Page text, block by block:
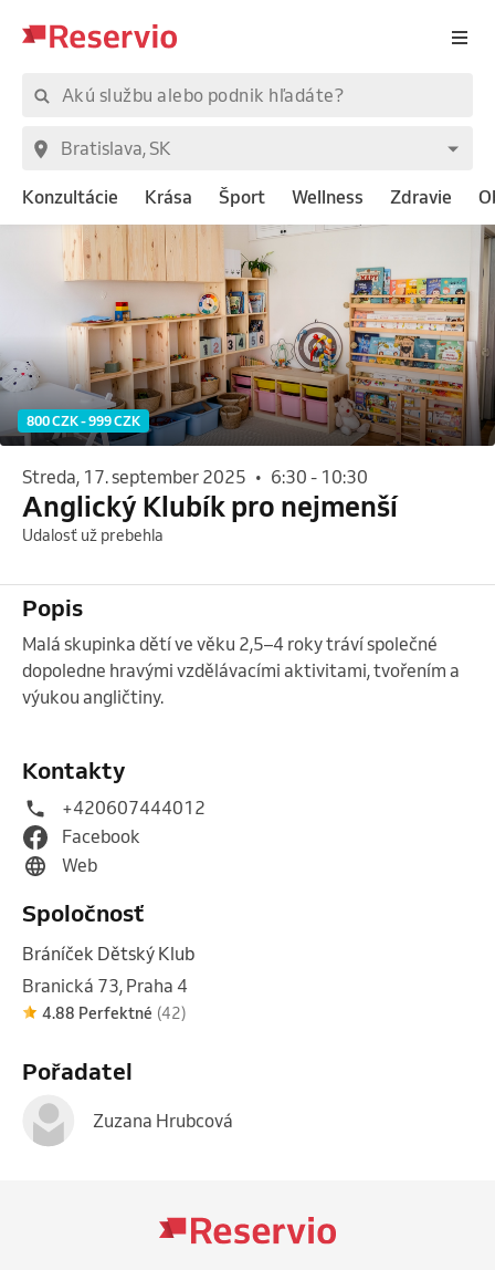
Konzultácie Krása Šport Wellness Zdravie
800 CZK - 999 CZK
streda, 17. september 2025 • 6:30 - 10:30
Anglický Klubík pro nejmenší
Udalosť už prebehla
Popis
Malá skupinka dětí ve věku 2,5–4 roky tráví společné
dopoledne hravými vzdělávacími aktivitami, tvořením a
výukou angličtiny.
Kontakty
+420607444012
Facebook
Web
Spoločnosť
Bráníček Dětský Klub
Branická 73, Praha 4
4.88 Perfektné (42)
Pořadatel
Zuzana Hrubcová